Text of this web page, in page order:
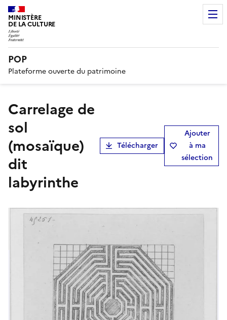
MINISTÈRE
DE LA CULTURE
POP
Plateforme ouverte du patrimoine
carrelage de
sol
(mosaïque)
dit
labyrinthe
Télécharger
Ajouter
à ma
sélection